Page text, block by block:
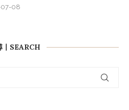
08
丨SEARCH